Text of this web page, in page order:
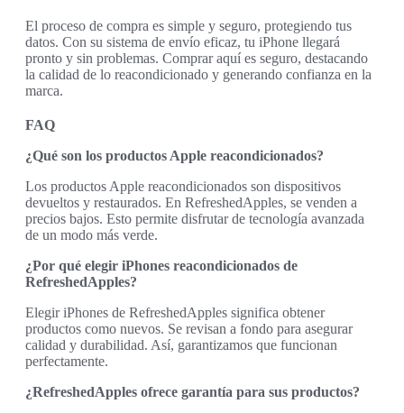
El proceso de compra es simple y seguro, protegiendo tus
datos. Con su sistema de envío eficaz, tu iPhone llegará
pronto y sin problemas. Comprar aquí es seguro, destacando
la calidad de lo reacondicionado y generando confianza en la
marca.
FAQ
¿Qué son los productos Apple reacondicionados?
Los productos Apple reacondicionados son dispositivos
devueltos y restaurados. En RefreshedApples, se venden a
precios bajos. Esto permite disfrutar de tecnología avanzada
de un modo más verde.
¿Por qué elegir iPhones reacondicionados de
RefreshedApples?
Elegir iPhones de RefreshedApples significa obtener
productos como nuevos. Se revisan a fondo para asegurar
calidad y durabilidad. Así, garantizamos que funcionan
perfectamente.
¿RefreshedApples ofrece garantía para sus productos?